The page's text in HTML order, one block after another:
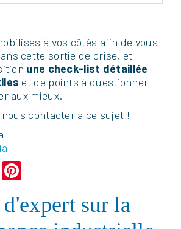
à vos côtés afin de vous
cette sortie de crise, et
une check-list détaillée
et de points à questionner
aux mieux.
nous contacter à ce sujet !
X
sur la